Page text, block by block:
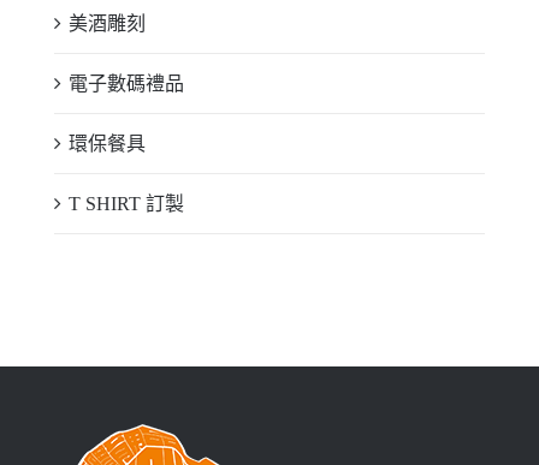
美酒雕刻
電子數碼禮品
環保餐具
T SHIRT 訂製